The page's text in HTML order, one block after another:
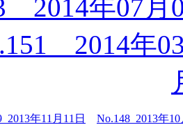
2014年07月
2014年
2013年11月11日 No.148 2013年10